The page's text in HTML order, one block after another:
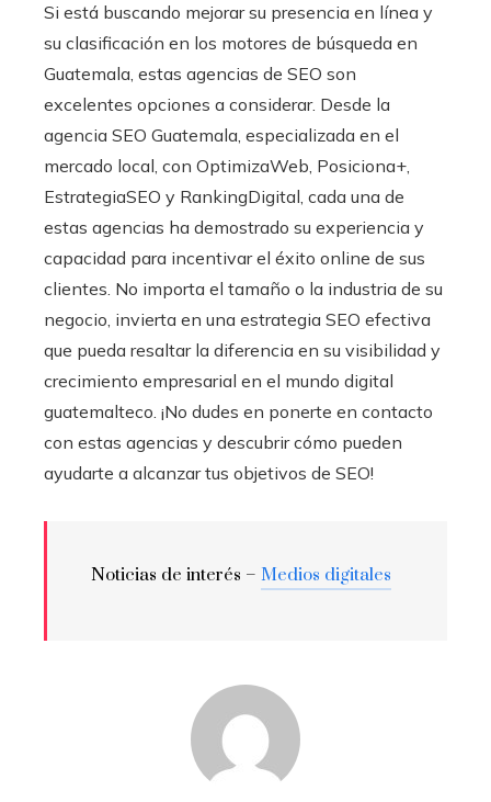
Si está buscando mejorar su presencia en línea y
su clasificación en los motores de búsqueda en
Guatemala, estas agencias de SEO son
excelentes opciones a considerar. Desde la
agencia SEO Guatemala, especializada en el
mercado local, con OptimizaWeb, Posiciona+,
EstrategiaSEO y RankingDigital, cada una de
estas agencias ha demostrado su experiencia y
capacidad para incentivar el éxito online de sus
clientes. No importa el tamaño o la industria de su
negocio, invierta en una estrategia SEO efectiva
que pueda resaltar la diferencia en su visibilidad y
crecimiento empresarial en el mundo digital
guatemalteco. ¡No dudes en ponerte en contacto
con estas agencias y descubrir cómo pueden
ayudarte a alcanzar tus objetivos de SEO!
Noticias de interés – Medios digitales